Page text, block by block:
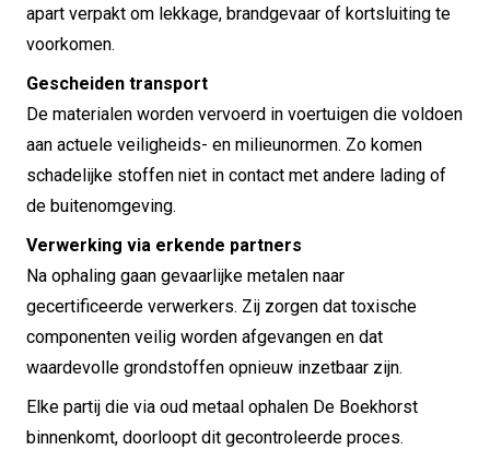
apart verpakt om lekkage, brandgevaar of kortsluiting te
voorkomen.
Gescheiden transport
De materialen worden vervoerd in voertuigen die voldoen
aan actuele veiligheids- en milieunormen. Zo komen
schadelijke stoffen niet in contact met andere lading of
de buitenomgeving.
Verwerking via erkende partners
Na ophaling gaan gevaarlijke metalen naar
gecertificeerde verwerkers. Zij zorgen dat toxische
componenten veilig worden afgevangen en dat
waardevolle grondstoffen opnieuw inzetbaar zijn.
Elke partij die via oud metaal ophalen De Boekhorst
binnenkomt, doorloopt dit gecontroleerde proces.